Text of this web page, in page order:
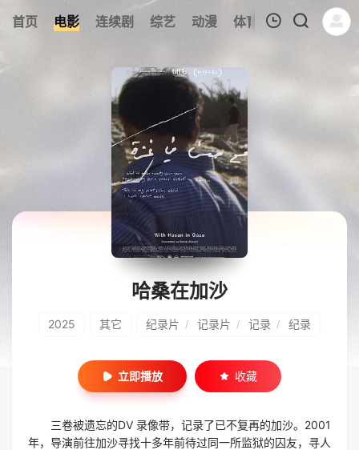
首页 电影 连续剧 综艺 动漫 体育 今日更新
245
热
暂无观看影片的记录
哈桑在加沙
2025 其它 纪录片 / 记录片 / 记录 / 纪录
立即播放 收藏
三卷被遗忘的DV 录像带，记录了已不复再的加沙。2001
年，导演前往加沙寻找十多年前待过同一所监狱的囚友，寻人